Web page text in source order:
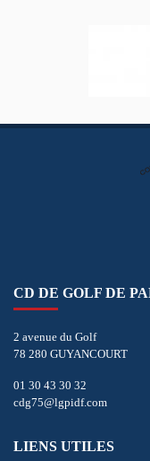
CD DE GOLF DE
2 avenue du Golf
78 280 GUYANCOURT
01 30 43 30 32
cdg75@lgpidf.com
LIENS UTILES